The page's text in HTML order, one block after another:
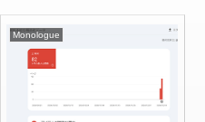
Monologue